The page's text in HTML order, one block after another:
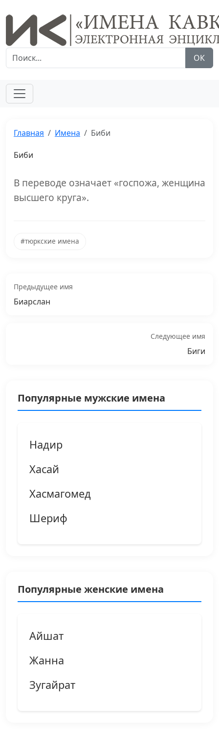
ОК
Главная Имена Биби
Биби
В переводе означает «госпожа, женщина
высшего круга».
#тюркские имена
Предыдущее имя
Биарслан
Следующее имя
Биги
Популярные мужские имена
Надир
Хасай
Хасмагомед
Шериф
Популярные женские имена
Айшат
Жанна
Зугайрат